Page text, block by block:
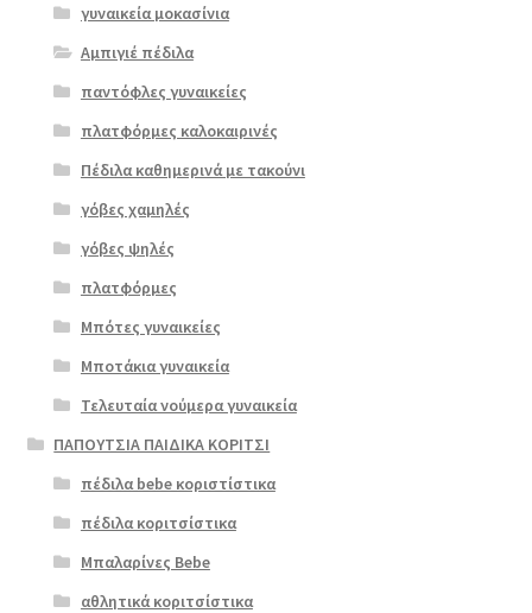
γή
γυναικεία μοκασίνια
Αμπιγιέ πέδιλα
παντόφλες γυναικείες
πλατφόρμες καλοκαιρινές
Πέδιλα καθημερινά με τακούνι
γόβες χαμηλές
γόβες ψηλές
πλατφόρμες
Μπότες γυναικείες
Μποτάκια γυναικεία
Τελευταία νούμερα γυναικεία
ΠΑΠΟΥΤΣΙΑ ΠΑΙΔΙΚΑ ΚΟΡΙΤΣΙ
πέδιλα bebe κοριστίστικα
πέδιλα κοριτσίστικα
Μπαλαρίνες Bebe
αθλητικά κοριτσίστικα